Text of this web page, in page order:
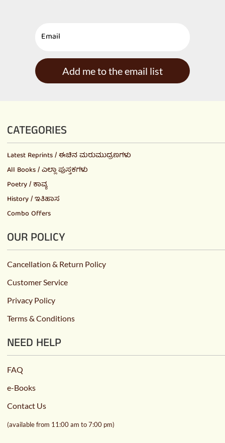
Add me to the email list
CATEGORIES
Latest Reprints / ಈಚಿನ ಮರುಮುದ್ರಣಗಳು
All Books / ಎಲ್ಲಾ ಪುಸ್ತಕಗಳು
Poetry / ಕಾವ್ಯ
History / ಇತಿಹಾಸ
Combo Offers
OUR POLICY
Cancellation & Return Policy
Customer Service
Privacy Policy
Terms & Conditions
NEED HELP
FAQ
e-Books
Contact Us
(available from 11:00 am to 7:00 pm)